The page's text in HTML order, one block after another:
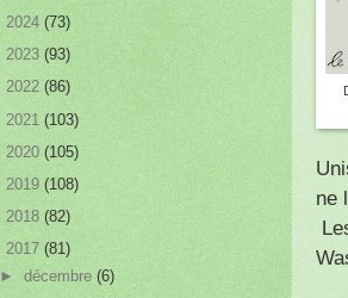
ne
2024 (73)
2023 (93)
2022 (86)
2021 (103)
2020 (105)
2019 (108)
2018 (82)
2017 (81)
►décembre(6)